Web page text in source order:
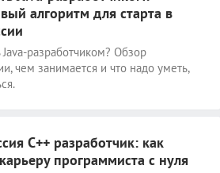
алгоритм для старта в
Java-разработчиком? Обзор
чем занимается и что надо уметь,
C++ разработчик: как
программиста с нуля